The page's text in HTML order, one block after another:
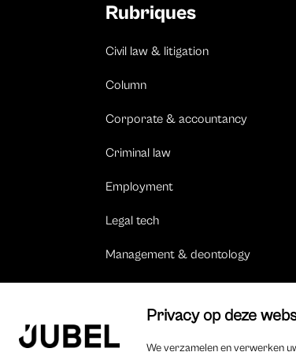
Rubriques
Civil law & litigation
Column
Corporate & accountancy
Criminal law
Employment
Legal tech
Management & deontology